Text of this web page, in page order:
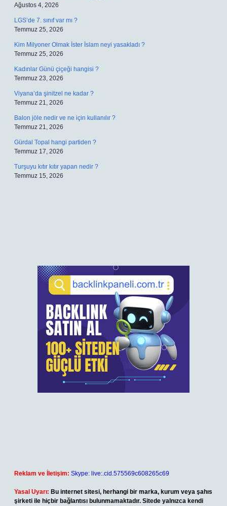
Ağustos 4, 2026
LGS’de 7. sınıf var mı ?
Temmuz 25, 2026
Kim Milyoner Olmak İster İslam neyi yasakladı ?
Temmuz 25, 2026
Kadınlar Günü çiçeği hangisi ?
Temmuz 23, 2026
Viyana’da şinitzel ne kadar ?
Temmuz 21, 2026
Balon jöle nedir ve ne için kullanılır ?
Temmuz 21, 2026
Gürdal Topal hangi partiden ?
Temmuz 17, 2026
Turşuyu kıtır kıtır yapan nedir ?
Temmuz 15, 2026
Reklam ve İletişim: Skype: live:.cid.575569c608265c69
Yasal Uyarı: Bu internet sitesi, herhangi bir marka, kurum veya şahıs
şirketi ile hiçbir bağlantısı bulunmamaktadır. Sitede yalnızca kendi